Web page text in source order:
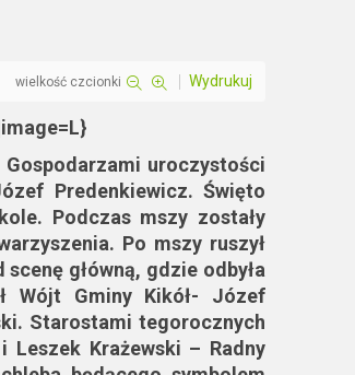
wielkość czcionki Wydrukuj
uroczystości
Predenkiewicz. Święto
Podczas mszy zostały
Po mszy ruszył
główną, gdzie odbyła
Wójt Gminy Kikół- Józef
Starostami tegorocznych
Leszek Krażewski – Radny